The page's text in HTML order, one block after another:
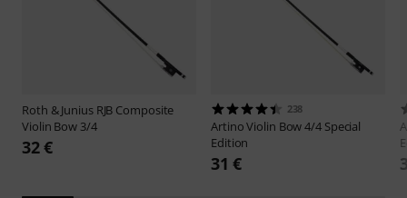
Roth & Junius RJB Composite
Violin Bow 3/4
32 €
238
ArtinoViolin Bow 4/4 Special
Edition
31 €